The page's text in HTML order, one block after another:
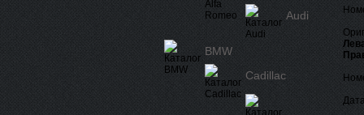
Audi
BMW
Cadillac